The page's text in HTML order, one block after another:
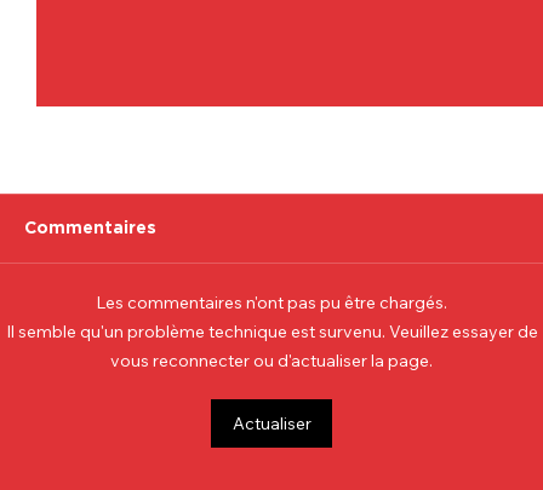
Communiqué officiel Lionel Colson
Commentaires
Les commentaires n'ont pas pu être chargés.
Il semble qu'un problème technique est survenu. Veuillez essayer de
vous reconnecter ou d'actualiser la page.
Actualiser